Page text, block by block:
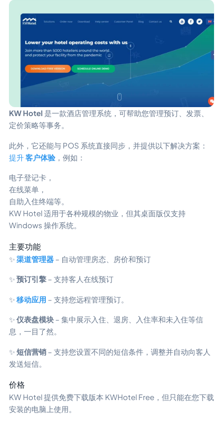
KW Hotel 是一款酒店管理系统，可帮助您管理预订、发票、
定价策略等事务。
此外，它还能与 POS 系统直接同步，并提供以下解决方案：
提升客户体验，例如：
电子登记卡，
在线菜单，
自助入住终端等。
KW Hotel 适用于各种规模的物业，但其桌面版仅支持
Windows 操作系统。
主要功能
✨渠道管理器 – 自动管理房态、房价和预订
✨预订引擎 – 支持客人在线预订
✨移动应用 – 支持您远程管理预订。
✨仪表盘模块 – 集中展示入住、退房、入住率和未入住等信
息，一目了然。
✨短信营销 – 支持您设置不同的短信条件，调整并自动向客人
发送短信。
价格
KW Hotel 提供免费下载版本 KWHotel Free，但只能在您下载
安装的电脑上使用。